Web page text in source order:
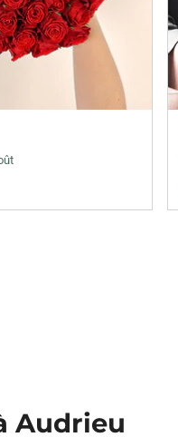
Audrieu